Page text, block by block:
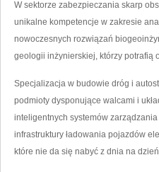
W sektorze zabezpieczania skarp
unikalne kompetencje w zakresie
nowoczesnych rozwiązań
geologii inżynierskiej, którzy potrafią
Specjalizacja w budowie dróg i
podmioty dysponujące walcami i
inteligentnych systemów
infrastruktury ładowania pojazdów
które nie da się nabyć z dnia na